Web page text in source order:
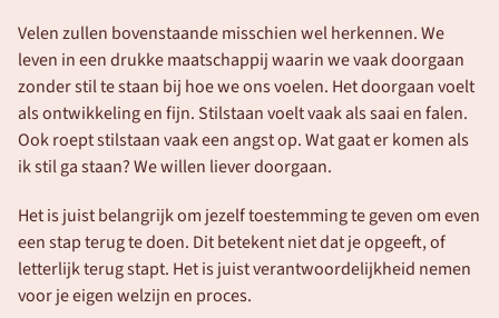
Velen zullen bovenstaande misschien wel herkennen. We
leven in een drukke maatschappij waarin we vaak doorgaan
zonder stil te staan bij hoe we ons voelen. Het doorgaan voelt
als ontwikkeling en fijn. Stilstaan voelt vaak als saai en falen.
Ook roept stilstaan vaak een angst op. Wat gaat er komen als
ik stil ga staan? We willen liever doorgaan.
Het is juist belangrijk om jezelf toestemming te geven om even
een stap terug te doen. Dit betekent niet dat je opgeeft, of
letterlijk terug stapt. Het is juist verantwoordelijkheid nemen
voor je eigen welzijn en proces.